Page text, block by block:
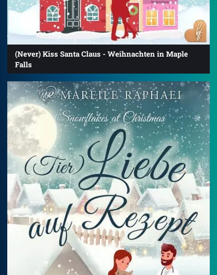
(Never) Kiss Santa Claus - Weihnachten in Maple
Falls